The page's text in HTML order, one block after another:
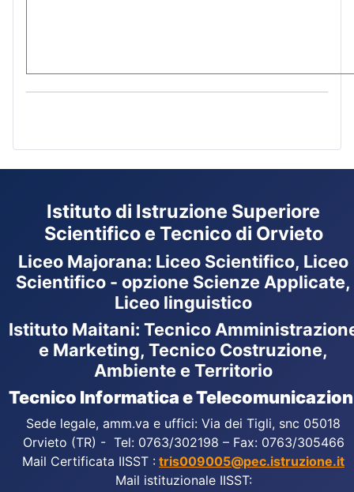
Istituto di Istruzione Superiore
Scientifico e Tecnico di Orvieto
Liceo Majorana: Liceo Scientifico, Liceo
Scientifico - opzione Scienze Applicate,
Liceo linguistico
Istituto Maitani: Tecnico
e Marketing, Tecnico Costruzione,
Ambiente e Territorio
Tecnico Informatica e
Sede legale, amm.va e uffici: Via dei Tigli, snc 05018
Orvieto (TR) - Tel: 0763/302198 – Fax: 0763/305466
Mail Certificata IISST : tris009005@pec.istruzione.it
Mail istituzionale IISST: